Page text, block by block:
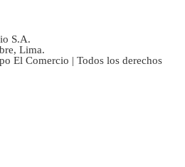
S.A.
Lima.
El Comercio | Todos los derechos